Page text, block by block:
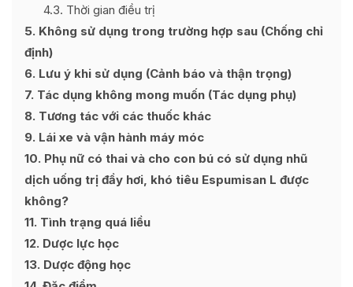
4.3 Thời gian điều trị
5 Không sử dụng trong trường hợp sau (Chống chỉ
định)
6 Lưu ý khi sử dụng (Cảnh báo và thận trọng)
7 Tác dụng không mong muốn (Tác dụng phụ)
8 Tương tác với các thuốc khác
9 Lái xe và vận hành máy móc
10 Phụ nữ có thai và cho con bú có sử dụng nhũ
dịch uống trị đầy hơi, khó tiêu Espumisan L được
không?
11 Tình trạng quá liều
12 Dược lực học
13 Dược động học